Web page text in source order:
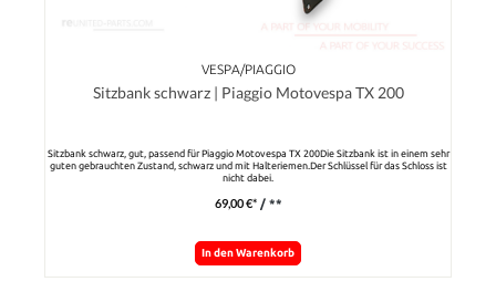
VESPA/PIAGGIO
Sitzbank schwarz | Piaggio Motovespa TX 200
Sitzbank schwarz, gut, passend für Piaggio Motovespa TX 200Die Sitzbank ist in einem sehr
guten gebrauchten Zustand, schwarz und mit Halteriemen.Der Schlüssel für das Schloss ist
nicht dabei.
69,00 €* / **
In den Warenkorb